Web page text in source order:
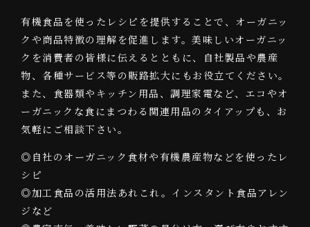
有機食品を使ったレシピを提供することで、オーガニッ
クや商品特徴の理解を促進します。美味しいオーガニッ
クを消費者の皆様に伝えるとともに、自社製品や農産
物、各種サービス等の販路拡大にもお役立てください。
また、食器類やキッチン用品、調理家電など、エコやオ
ーガニックな食にまつわる関連用品のタイアップも、お
気軽にご相談下さい。
◎自社のオーガニック食材や有機農産物などを使ったレ
シピ
◎加工食品の活用法あれこれ。インスタント食品アレン
ジなど